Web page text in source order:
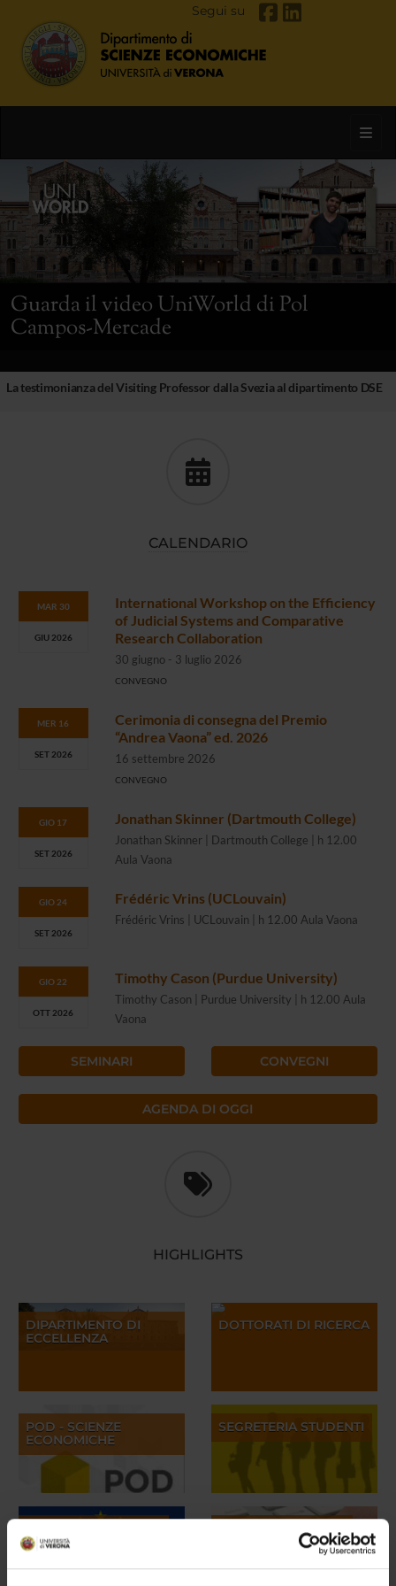
Segui su
Guarda il video UniWorld di Pol
Campos-Mercade
La testimonianza del Visiting Professor dalla Svezia al dipartimento DSE
CALENDARIO
MAR 30
GIU 2026
International Workshop on the Efficiency
of Judicial Systems and Comparative
Research Collaboration
30 giugno - 3 luglio 2026
CONVEGNO
MER 16
SET 2026
Cerimonia di consegna del Premio
“Andrea Vaona” ed. 2026
16 settembre 2026
CONVEGNO
GIO 17
SET 2026
Jonathan Skinner (Dartmouth College)
Jonathan Skinner | Dartmouth College | h 12.00
Aula Vaona
GIO 24
SET 2026
Frédéric Vrins (UCLouvain)
Frédéric Vrins | UCLouvain | h 12.00 Aula Vaona
GIO 22
OTT 2026
Timothy Cason (Purdue University)
Timothy Cason | Purdue University | h 12.00 Aula
Vaona
SEMINARI CONVEGNI
AGENDA DI OGGI
HIGHLIGHTS
DIPARTIMENTO DI
ECCELLENZA
DOTTORATI DI RICERCA
POD - SCIENZE
ECONOMICHE
SEGRETERIA STUDENTI
BANDI E CONCORSI